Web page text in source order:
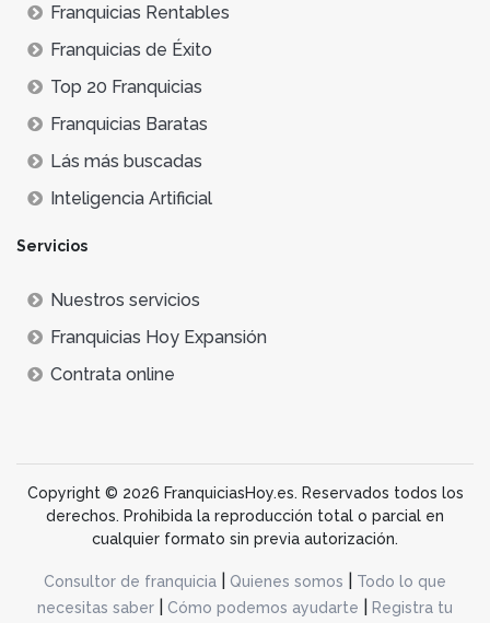
Franquicias Rentables
Franquicias de Éxito
Top 20 Franquicias
Franquicias Baratas
Lás más buscadas
Inteligencia Artificial
Servicios
Nuestros servicios
Franquicias Hoy Expansión
Contrata online
Copyright © 2026 FranquiciasHoy.es. Reservados todos los
derechos. Prohibida la reproducción total o parcial en
cualquier formato sin previa autorización.
Consultor de franquicia Quienes somos
Todo lo que
necesitas saber
Cómo podemos ayudarte Registra tu